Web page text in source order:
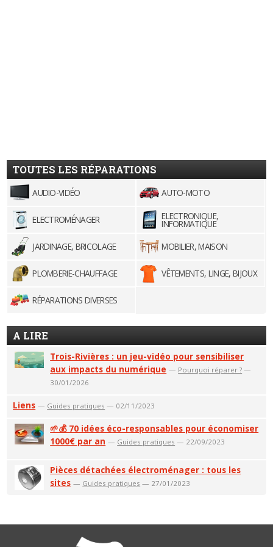
TOUTES LES RÉPARATIONS
AUDIO-VIDÉO AUTO-MOTO
ELECTROMÉNAGER ELECTRONIQUE,
INFORMATIQUE
JARDINAGE, BRICOLAGE
MOBILIER, MAISON
PLOMBERIE-CHAUFFAGE VÊTEMENTS, LINGE, BIJOUX
RÉPARATIONS DIVERSES
A LIRE
Trois-Rivières : un jeu-vidéo pour sensibiliser
aux impacts du numérique — Pourquoi réparer ? —
30/01/2026
Liens — Guides pratiques — 02/11/2023
🌱💰 70 idées éco-responsables pour économiser
1000€ par an — Guides pratiques — 22/09/2023
Pièces détachées électroménager : tous les
sites — Guides pratiques — 27/01/2023